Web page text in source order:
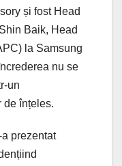
și fost Head
Baik, Head
la Samsung
nu se
un
de înțeles.
prezentat